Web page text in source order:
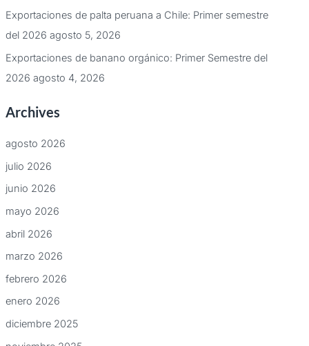
Exportaciones de palta peruana a Chile: Primer semestre
del 2026 agosto 5, 2026
Exportaciones de banano orgánico: Primer Semestre del
2026 agosto 4, 2026
Archives
agosto 2026
julio 2026
junio 2026
mayo 2026
abril 2026
marzo 2026
febrero 2026
enero 2026
diciembre 2025